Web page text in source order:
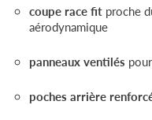
coupe race fit proche
aérodynamique
panneaux ventilés
poches arrière